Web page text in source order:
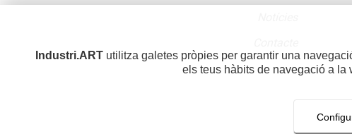
Industri.ART utilitza galetes pròpies per garantir una
els teus hàbits de navegació a la